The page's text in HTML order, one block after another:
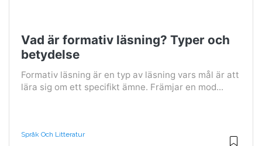
Vad är formativ läsning? Typer och
betydelse
Formativ läsning är en typ av läsning vars mål är att
lära sig om ett specifikt ämne. Främjar en mod...
Språk Och Litteratur